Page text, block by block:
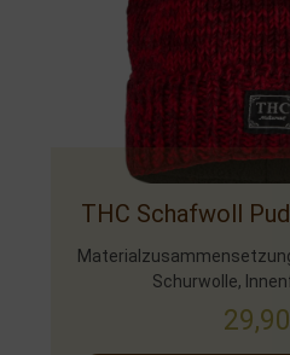
THC Schafwoll
Schurwolle,
29,90